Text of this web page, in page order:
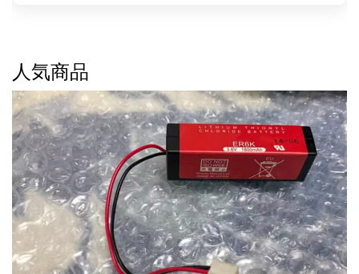
人気商品